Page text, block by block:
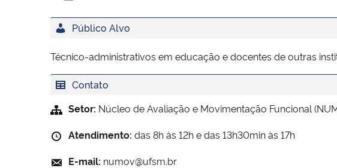
Público Alvo
Técnico-administrativos em educação e docentes de outras
Contato
Setor: Núcleo de Avaliação e Movimentação Funcional
Atendimento: das 8h às 12h e das 13h30min às 17h
E-mail: numov@ufsm.br